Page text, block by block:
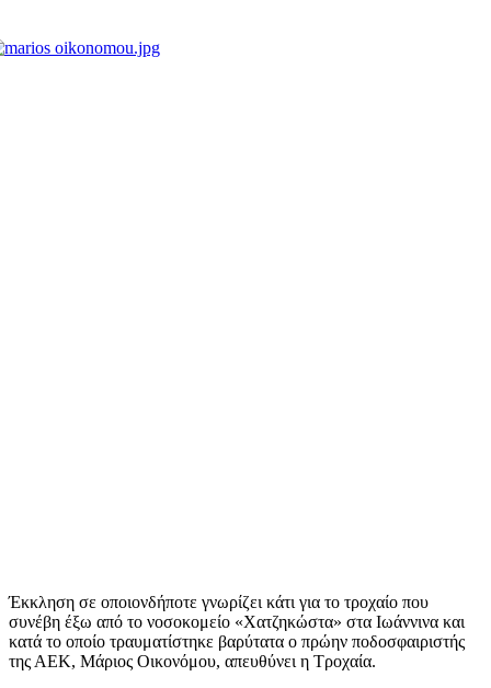
Έκκληση σε οποιονδήποτε γνωρίζει κάτι για το τροχαίο που
συνέβη έξω από το νοσοκομείο «Χατζηκώστα» στα Ιωάννινα και
κατά το οποίο τραυματίστηκε βαρύτατα ο πρώην ποδοσφαιριστής
της ΑΕΚ, Μάριος Οικονόμου, απευθύνει η Τροχαία.